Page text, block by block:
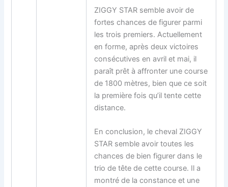
ZIGGY STAR semble avoir de
fortes chances de figurer parmi
les trois premiers. Actuellement
en forme, après deux victoires
consécutives en avril et mai, il
paraît prêt à affronter une course
de 1800 mètres, bien que ce soit
la première fois qu’il tente cette
distance.
En conclusion, le cheval ZIGGY
STAR semble avoir toutes les
chances de bien figurer dans le
trio de tête de cette course. Il a
montré de la constance et une